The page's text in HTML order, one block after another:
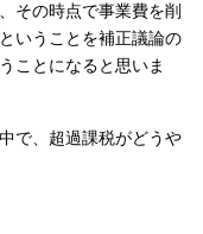
その時点で事業費を削
いうことを補正議論の
ことになると思いま
で、超過課税がどうや